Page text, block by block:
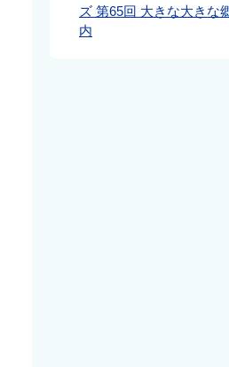
ズ 第65回 大きな大きな
内